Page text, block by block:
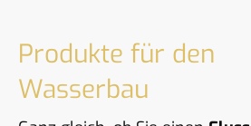
Produkte für den
Wasserbau